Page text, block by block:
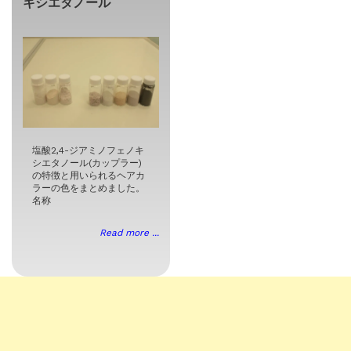
塩酸2,4-ジアミノフェノキ
シエタノール(カップラー)
の特徴と用いられるヘアカ
ラーの色をまとめました。
名称
Read more ...